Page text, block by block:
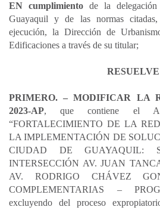
s
A
e
o
e
d
a
r
i
EN cumplimientode la delegación
Guayaquil y de las normas
ejecución, la Dirección de
Edificaciones a través de su titular;
RESUELVE
PRIMERO. – MODIFICAR LA
2023-AP, que contiene el
“FORTALECIMIENTO DE LA
LA IMPLEMENTACIÓN DE
CIUDAD DE GUAYAQUIL:
INTERSECCIÓN AV. JUAN
AV. RODRIGO CHÁVEZ
COMPLEMENTARIAS –
excluyendo del proceso